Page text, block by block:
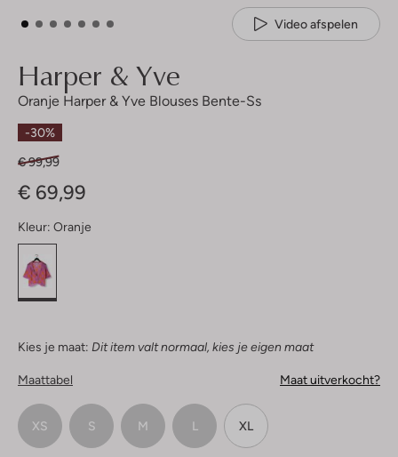
Video afspelen
Harper & Yve
Oranje Harper & Yve Blouses Bente-Ss
-30%
€ 99,99
€ 69,99
Kleur: Oranje
Kies je maat: Dit item valt normaal, kies je eigen maat
Maattabel Maat uitverkocht?
XS S M L XL